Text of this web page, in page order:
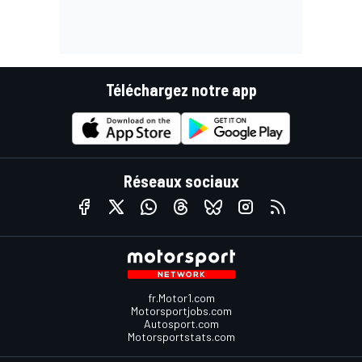
Téléchargez notre app
Réseaux sociaux
fr.Motor1.com
Motorsportjobs.com
Autosport.com
Motorsportstats.com